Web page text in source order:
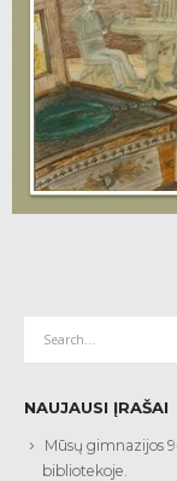
NAUJAUSI ĮRAŠAI
Mūsų gimnazijos
bibliotekoje.